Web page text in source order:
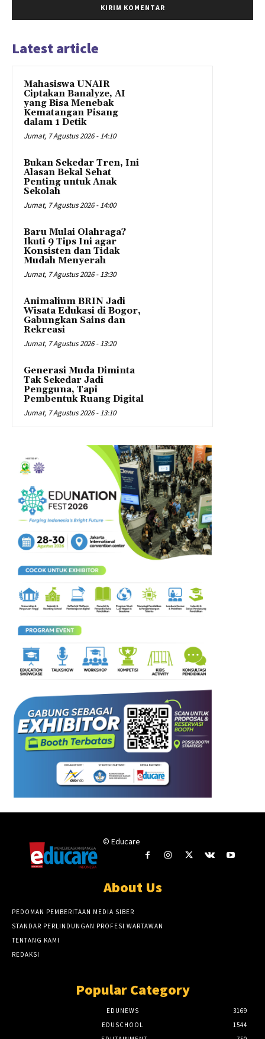
Latest article
Mahasiswa UNAIR
Ciptakan Banalyze, AI
yang Bisa Menebak
Kematangan Pisang
dalam 1 Detik
Jumat, 7 Agustus 2026 - 14:10
Bukan Sekedar Tren, Ini
Alasan Bekal Sehat
Penting untuk Anak
Sekolah
Jumat, 7 Agustus 2026 - 14:00
Baru Mulai Olahraga?
Ikuti 9 Tips Ini agar
Konsisten dan Tidak
Mudah Menyerah
Jumat, 7 Agustus 2026 - 13:30
Animalium BRIN Jadi
Wisata Edukasi di Bogor,
Gabungkan Sains dan
Rekreasi
Jumat, 7 Agustus 2026 - 13:20
Generasi Muda Diminta
Tak Sekedar Jadi
Pengguna, Tapi
Pembentuk Ruang Digital
Jumat, 7 Agustus 2026 - 13:10
© Educare
About Us
PEDOMAN PEMBERITAAN MEDIA SIBER
STANDAR PERLINDUNGAN PROFESI WARTAWAN
TENTANG KAMI
REDAKSI
Popular Category
EDUNEWS
3169
EDUSCHOOL
1544